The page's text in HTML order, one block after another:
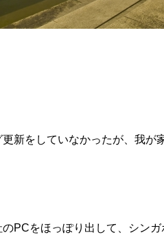
新をしていなかったが、我が
PCをほっぽり出して、シン